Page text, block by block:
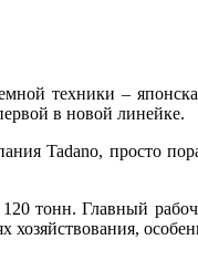
техники –
в новой линейке.
Tadano, просто
тонн. Главный
хозяйствования,